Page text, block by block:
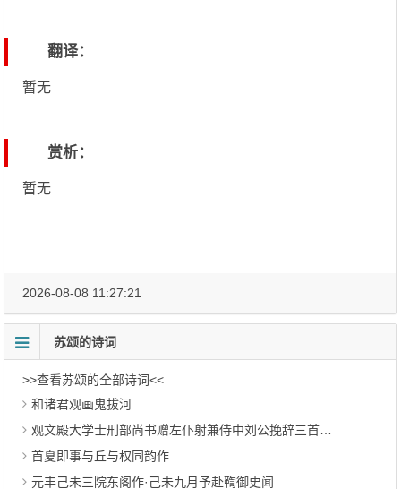
翻译：
暂无
赏析：
暂无
2026-08-08 11:27:21
苏颂的诗词
>>查看苏颂的全部诗词<<
和诸君观画鬼拔河
观文殿大学士刑部尚书赠左仆射兼侍中刘公挽辞三首 其二
首夏即事与丘与权同韵作
元丰己未三院东阁作·己未九月予赴鞫御史闻